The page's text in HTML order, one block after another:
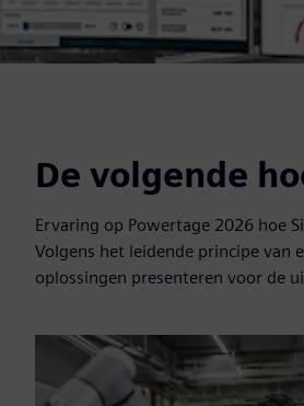
De volgende
Ervaring op Powertage 2026 hoe
Volgens het leidende principe van
oplossingen presenteren voor de